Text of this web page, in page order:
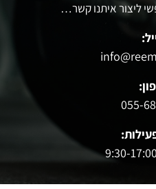
ליצור איתנו קשר…
055-